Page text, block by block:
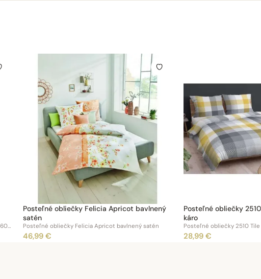
Obliečky do postielky Slonica001 bavlna 100/135+60/40
Posteľné obliečky Felicia Apricot bavlnený
satén
Posteľné obliečky Felicia Apricot bavlnený satén
46,99 €
Posteľné obliečky
káro
Posteľné obliečky 2510
28,99 €